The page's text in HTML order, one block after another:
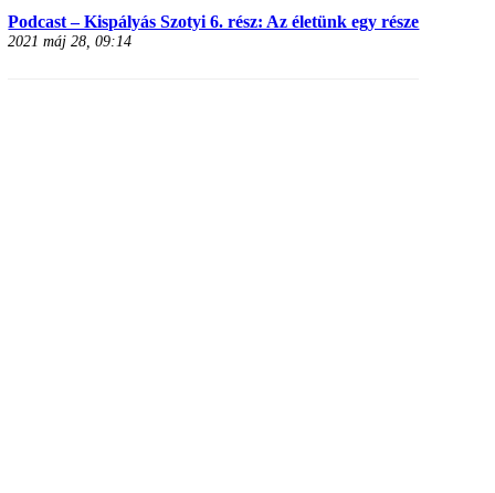
Podcast – Kispályás Szotyi 6. rész: Az életünk egy része
2021 máj 28, 09:14